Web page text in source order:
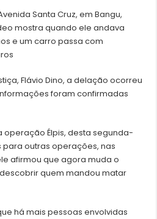
Santa Cruz, em Bangu,
mostra quando ele andava
e um carro passa com
Flávio Dino, a delação ocorreu
foram confirmadas
operação Élpis, desta segunda-
outras operações, nas
afirmou que agora muda o
quem mandou matar
há mais pessoas envolvidas